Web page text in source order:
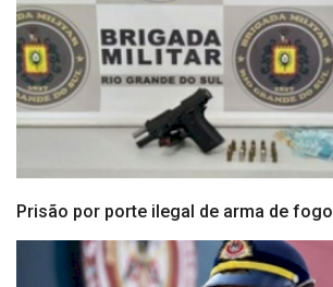
Prisão por porte ilegal de arma de fogo